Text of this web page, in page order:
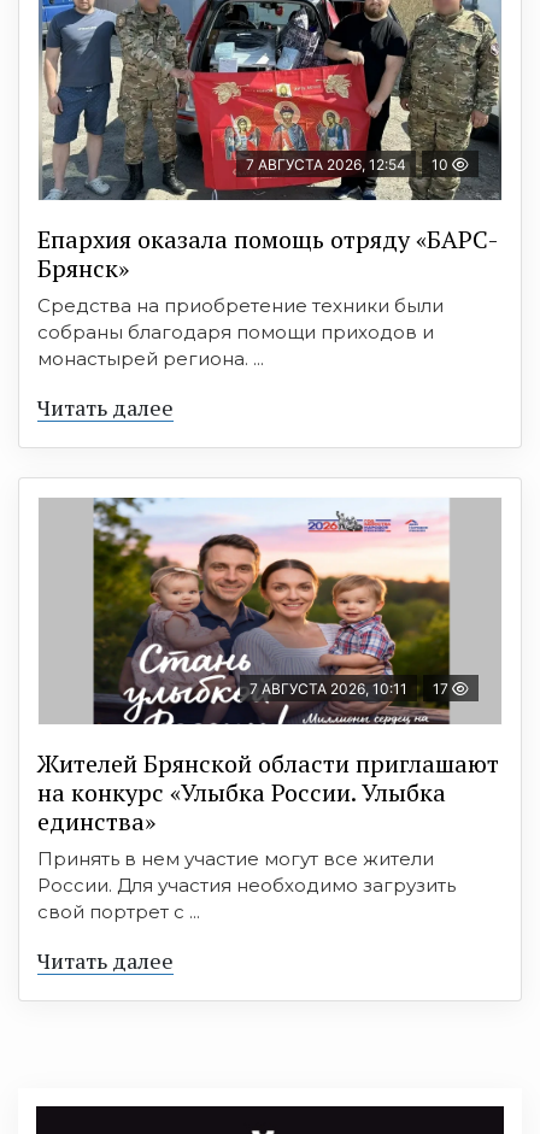
7 АВГУСТА 2026, 12:54 10
Епархия оказала помощь отряду «БАРС-
Брянск»
Средства на приобретение техники были
собраны благодаря помощи приходов и
монастырей региона. ...
Читать далее
7 АВГУСТА 2026, 10:11 17
Жителей Брянской области приглашают
на конкурс «Улыбка России. Улыбка
единства»
Принять в нем участие могут все жители
России. Для участия необходимо загрузить
свой портрет с ...
Читать далее